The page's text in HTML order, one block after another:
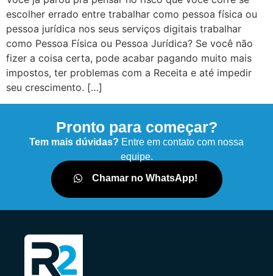
escolher errado entre trabalhar como pessoa física ou
pessoa jurídica nos seus serviços digitais trabalhar
como Pessoa Física ou Pessoa Jurídica? Se você não
fizer a coisa certa, pode acabar pagando muito mais
impostos, ter problemas com a Receita e até impedir
seu crescimento. […]
Pronto para começar?
Tem mais dúvidas? Entre em contato com nossa
equipe.
Chamar no WhatsApp!